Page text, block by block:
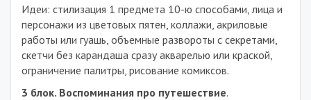
Идеи: стилизация 1 предмета 10-ю способами, лица и
персонажи из цветовых пятен, коллажи, акриловые
работы или гуашь, объемные развороты с секретами,
скетчи без карандаша сразу акварелью или краской,
ограничение палитры, рисование комиксов.
3 блок. Воспоминания про путешествие.